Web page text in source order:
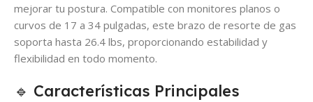
mejorar tu postura. Compatible con monitores planos o
curvos de 17 a 34 pulgadas, este brazo de resorte de gas
soporta hasta 26.4 lbs, proporcionando estabilidad y
flexibilidad en todo momento.
🔹 Características Principales